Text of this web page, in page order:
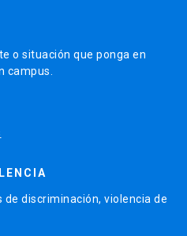
o situación que ponga en
campus.
discriminación, violencia de